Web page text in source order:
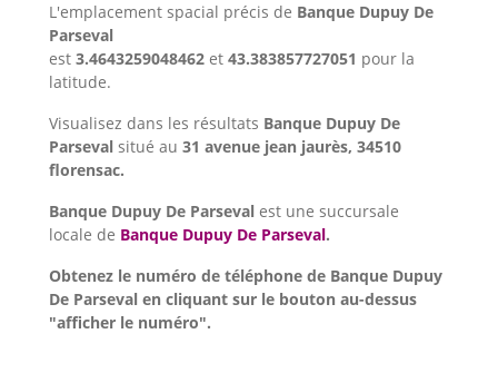
L'emplacement spacial précis de Banque Dupuy De
Parseval
est 3.4643259048462 et 43.383857727051 pour la
latitude.
Visualisez dans les résultats Banque Dupuy De
Parseval situé au 31 avenue jean jaurès, 34510
florensac.
Banque Dupuy De Parseval est une succursale
locale de Banque Dupuy De Parseval.
Obtenez le numéro de téléphone de Banque Dupuy
De Parseval en cliquant sur le bouton au-dessus
"afficher le numéro".